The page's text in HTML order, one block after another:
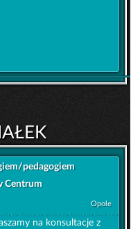
pedagogiem
Centrum
Opole
na konsultacje z